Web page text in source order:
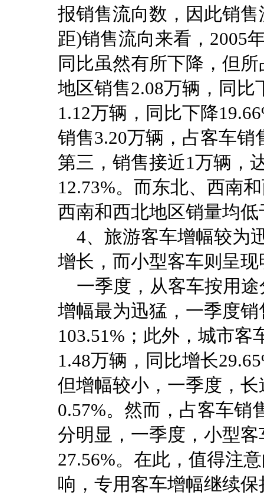
报销售流向数，因此销
距)销售流向来看，2005
同比虽然有所下降，但
地区销售2.08万辆，同比
1.12万辆，同比下降
销售3.20万辆，占客车销
第三，销售接近1万辆，
12.73%。而东北、西南
西南和西北地区销量均低
4、旅游客车增幅较为
增长，而小型客车则呈
一季度，从客车按用途
增幅最为迅猛，一季度
103.51%；此外，城市
1.48万辆，同比增长
但增幅较小，一季度，
0.57%。然而，占客车销
分明显，一季度，小型
27.56%。在此，值得注
响，专用客车增幅继续